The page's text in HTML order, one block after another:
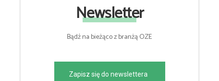
Newsletter
Bądź na bieżąco z branżą OZE
Zapisz się do newslettera